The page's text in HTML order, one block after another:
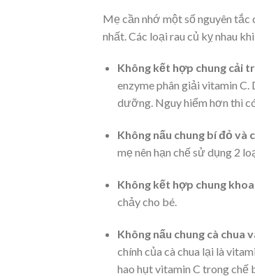
Mẹ cần nhớ một số nguyên tắc
nhất. Các loại rau củ kỵ nhau
Không kết hợp chung cải
enzyme phân giải vitamin C.
dưỡng. Nguy hiểm hơn thì
Không nấu chung bí đỏ và
mẹ nên hạn chế sử dụng 2
Không kết hợp chung
chảy cho bé.
Không nấu chung cà chua
chính của cà chua lại là
hao hụt vitamin C trong chế